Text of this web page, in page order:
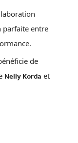
parfaite entre
de
Nelly Korda et